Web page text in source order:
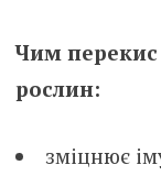
Чим
рослин:
зміцнює